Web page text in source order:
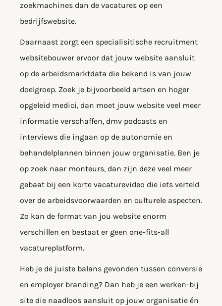
zoekmachines dan de vacatures op een
bedrijfswebsite.
Daarnaast zorgt een specialisitische recruitment
websitebouwer ervoor dat jouw website aansluit
op de arbeidsmarktdata die bekend is van jouw
doelgroep. Zoek je bijvoorbeeld artsen en hoger
opgeleid medici, dan moet jouw website veel meer
informatie verschaffen, dmv podcasts en
interviews die ingaan op de autonomie en
behandelplannen binnen jouw organisatie. Ben je
op zoek naar monteurs, dan zijn deze veel meer
gebaat bij een korte vacaturevideo die iets verteld
over de arbeidsvoorwaarden en culturele aspecten.
Zo kan de format van jou website enorm
verschillen en bestaat er geen one-fits-all
vacatureplatform.
Heb je de juiste balans gevonden tussen conversie
en employer branding? Dan heb je een werken-bij
site die naadloos aansluit op jouw organisatie én